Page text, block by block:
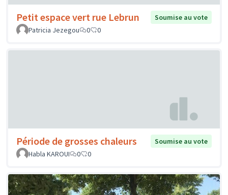
Petit espace vert rue Lebrun
Soumise au vote
Patricia Jezegou
0 0
Période de grosses chaleurs
Soumise au vote
Habla KAROUI
0 0